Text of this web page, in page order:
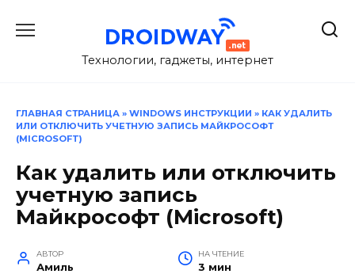
Технологии, гаджеты, интернет
ГЛАВНАЯ СТРАНИЦА » WINDOWS ИНСТРУКЦИИ » КАК УДАЛИТЬ
ИЛИ ОТКЛЮЧИТЬ УЧЕТНУЮ ЗАПИСЬ МАЙКРОСОФТ
(MICROSOFT)
Как удалить или отключить
учетную запись
Майкрософт (Microsoft)
АВТОР
Амиль
НА ЧТЕНИЕ
3 мин